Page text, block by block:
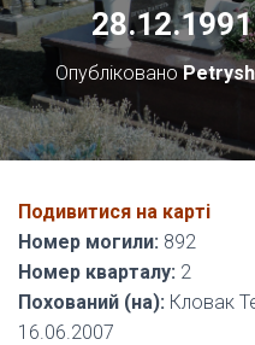
Опубліковано
Подивитися на карті
Номер могили: 892
Номер кварталу: 2
Похований (на): Кловак
16.06.2007